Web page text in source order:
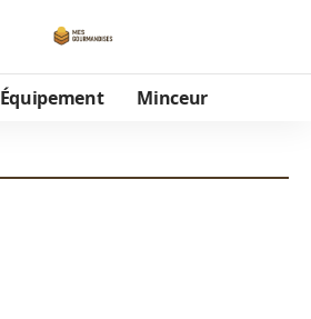
Équipement Minceur